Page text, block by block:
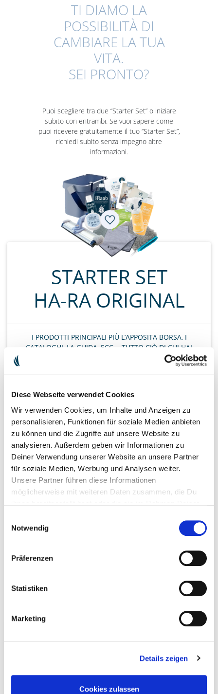
Diese Webseite verwendet Cookies
Wir verwenden Cookies, um Inhalte und Anzeigen zu
personalisieren, Funktionen für soziale Medien anbieten
zu können und die Zugriffe auf unsere Website zu
analysieren. Außerdem geben wir Informationen zu
Deiner Verwendung unserer Website an unsere Partner
für soziale Medien, Werbung und Analysen weiter.
Unsere Partner führen diese Informationen
möglicherweise mit weiteren Daten zusammen, die Du
Notwendig
Präferenzen
Statistiken
Marketing
Details zeigen
Cookies zulassen
TI DIAMO LA
POSSIBILITÀ DI
CAMBIARE LA TUA
VITA.
SEI PRONTO?
Puoi scegliere tra due “Starter Set” o iniziare
subito con entrambi. Se vuoi sapere come
puoi ricevere gratuitamente il tuo “Starter Set”,
richiedi subito senza impegno altre
informazioni.
STARTER SET
HA-RA ORIGINAL
I PRODOTTI PRINCIPALI PIÙ L’APPOSITA BORSA, I
CATALOGHI, LA GUIDA, ECC. - TUTTO CIÒ DI CUI HAI
BISOGNO PER ORGANIZZARE UN PARTY. INOLTRE
PREZZO SPECIALE
CHF 119,-
VALORE QUASI DI CHF 465,-
ULTERIORI INFORMAZIONI
STARTER SET
HARA NATURALS